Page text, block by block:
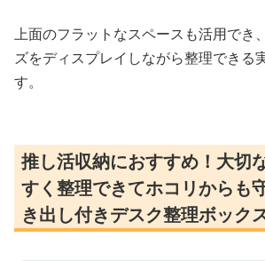
上面のフラットなスペースも活用でき
ズをディスプレイしながら整理できる
す。
推し活収納におすすめ！大切
すく整理できてホコリからも
き出し付きデスク整理ボック